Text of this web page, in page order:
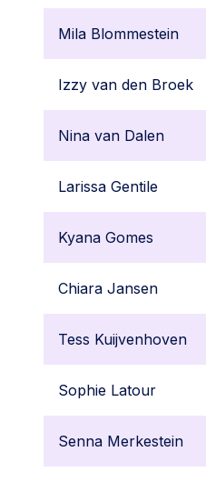
Mila Blommestein
Izzy van den Broek
Nina van Dalen
Larissa Gentile
Kyana Gomes
Chiara Jansen
Tess Kuijvenhoven
Sophie Latour
Senna Merkestein